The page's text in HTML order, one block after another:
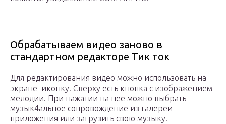
Обрабатываем видео заново в
стандартном редакторе Тик ток
Для редактирования видео можно использовать на
экране иконку. Сверху есть кнопка с изображением
мелодии. При нажатии на нее можно выбрать
музык4альное сопровождение из галереи
приложения или загрузить свою музыку.